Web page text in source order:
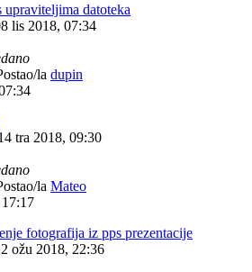
upraviteljima datoteka
lis 2018, 07:34
la dupin
tra 2018, 09:30
la Mateo
fotografija iz pps prezentacije
ožu 2018, 22:36